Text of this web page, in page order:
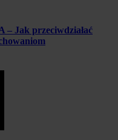
– Jak przeciwdziałać